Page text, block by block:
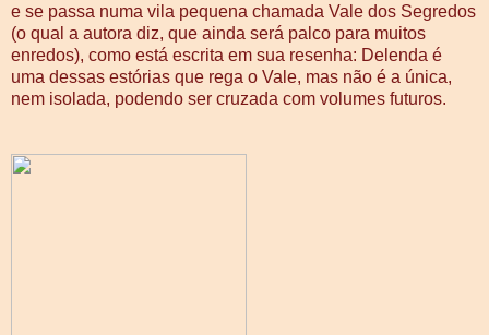
e se passa numa vila pequena chamada Vale dos Segredos
(o qual a autora diz, que ainda será palco para muitos
enredos), como está escrita em sua resenha: Delenda é
uma dessas estórias que rega o Vale, mas não é a única,
nem isolada, podendo ser cruzada com volumes futuros.